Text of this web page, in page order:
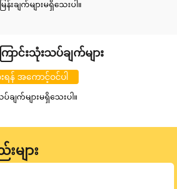
းချက်များမရှိသေးပါ။
ာင်းသုံးသပ်ချက်များ
န် အကောင့်ဝင်ပါ
ျက်များမရှိသေးပါ။
များ